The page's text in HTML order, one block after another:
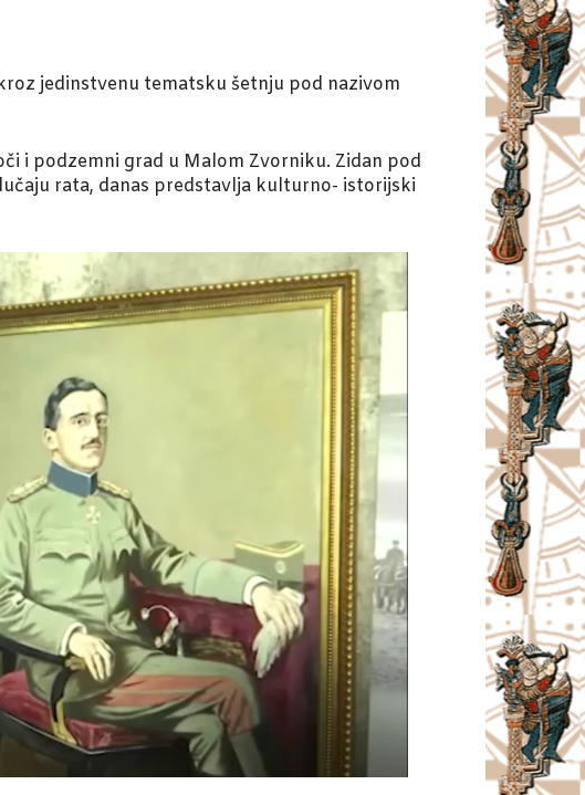
jedinstvenu tematsku šetnju pod nazivom
i podzemni grad u Malom Zvorniku. Zidan pod
rata, danas predstavlja kulturno- istorijski